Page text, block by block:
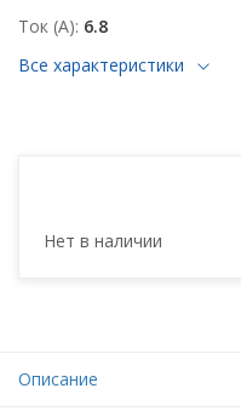
Ток (А) 6.8
Все характеристики
Нет в наличии
Описание